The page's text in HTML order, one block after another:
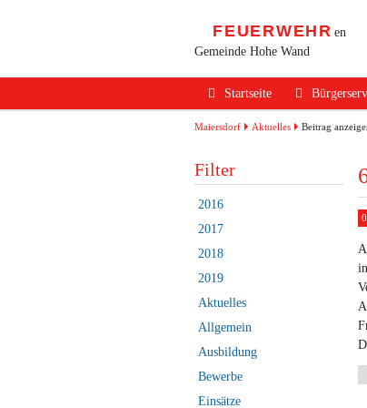
FEUERWEHR en
Gemeinde Hohe Wand
überspringen
Startseite
Erste Hilfe
Maiersdorf Aktuelles Beitrag
Filter
2016
2017
2018
2019
Aktuelles
Allgemein
Ausbildung
Bewerbe
Einsätze